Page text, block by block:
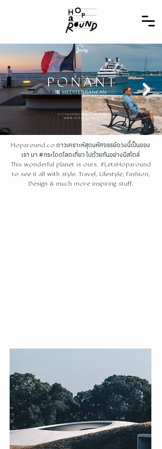
Hoparound.co ดาวเคราะห์สุดมหัศจรรย์ดวงนี้เป็นของ
เรา มา #กระโดดโลดเที่ยว ไปด้วยกันอย่างมีสไตล์
This wonderful planet is ours. #LetsHoparound
to see it all with style. Travel, Lifestyle, Fashion,
Design & much more inspiring stuff.